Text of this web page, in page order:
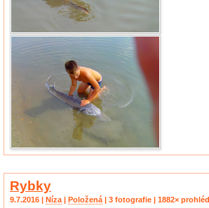
Rybky
9.7.2016 | Níza | Položená | 3 fotografie | 1882×